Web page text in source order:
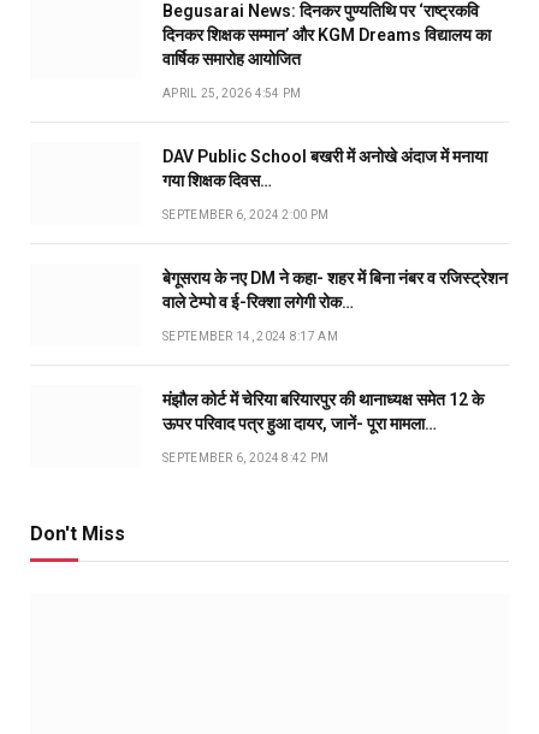
Begusarai News: दिनकर पुण्यतिथि पर ‘राष्ट्रकवि
दिनकर शिक्षक सम्मान’ और KGM Dreams विद्यालय का
वार्षिक समारोह आयोजित
APRIL 25, 2026 4:54 PM
DAV Public School बखरी में अनोखे अंदाज में मनाया
गया शिक्षक दिवस…
SEPTEMBER 6, 2024 2:00 PM
बेगूसराय के नए DM ने कहा- शहर में बिना नंबर व रजिस्ट्रेशन
वाले टेम्पो व ई-रिक्शा लगेगी रोक…
SEPTEMBER 14, 2024 8:17 AM
मंझौल कोर्ट में चेरिया बरियारपुर की थानाध्यक्ष समेत 12 के
ऊपर परिवाद पत्र हुआ दायर, जानें- पूरा मामला…
SEPTEMBER 6, 2024 8:42 PM
Don't Miss